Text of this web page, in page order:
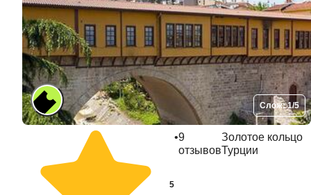
Слож: 1/5
5
•9
отзывов
Золотое кольцо
Турции